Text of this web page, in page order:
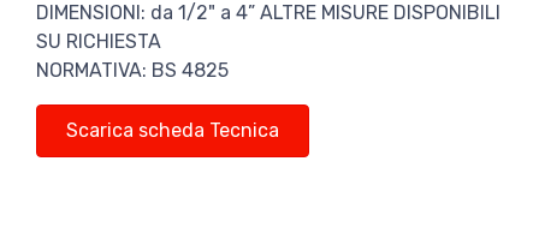
DIMENSIONI: da 1/2" a 4” ALTRE MISURE DISPONIBILI
SU RICHIESTA
NORMATIVA: BS 4825
Scarica scheda Tecnica